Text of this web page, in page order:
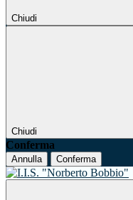
Chiudi
Chiudi
Conferma
Annulla Conferma